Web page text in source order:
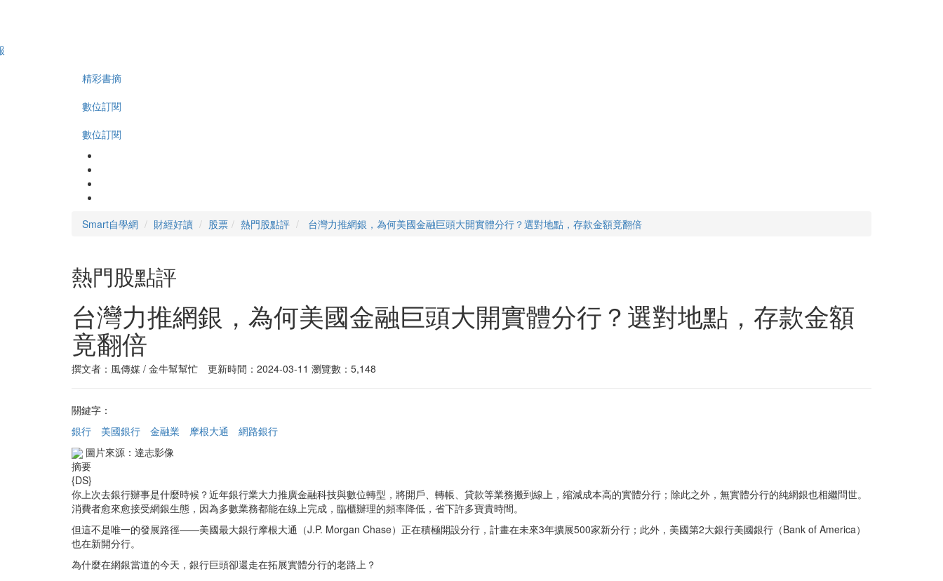
精彩書摘
數位訂閱
數位訂閱
Smart自學網 財經好讀 股票 熱門股點評 台灣力推網銀，為何美國金融巨頭大開實體分行？選對地點，存款金額竟翻倍
熱門股點評
台灣力推網銀，為何美國金融巨頭大開實體分行？選對地點，存款金額
竟翻倍
撰文者：風傳媒 / 金牛幫幫忙 更新時間：2024-03-11 瀏覽數：5,148
關鍵字：
銀行
美國銀行 金融業 摩根大通
網路銀行
圖片來源：達志影像
摘要
{DS}
你上次去銀行辦事是什麼時候？近年銀行業大力推廣金融科技與數位轉型，將開戶、轉帳、貸款等業務搬到線上，縮減成本高的實體分行；除此之外，無實體分行的純網銀也相繼問世。
消費者愈來愈接受網銀生態，因為多數業務都能在線上完成，臨櫃辦理的頻率降低，省下許多寶貴時間。
但這不是唯一的發展路徑——美國最大銀行摩根大通（J.P. Morgan Chase）正在積極開設分行，計畫在未來3年擴展500家新分行；此外，美國第2大銀行美國銀行（Bank of America）
也在新開分行。
為什麼在網銀當道的今天，銀行巨頭卻還走在拓展實體分行的老路上？